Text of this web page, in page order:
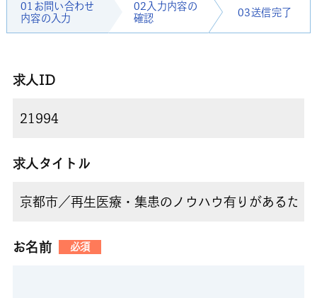
01お問い合わせ
内容の入力
02入力内容の
確認
03送信完了
求人ID
求人タイトル
お名前 必須